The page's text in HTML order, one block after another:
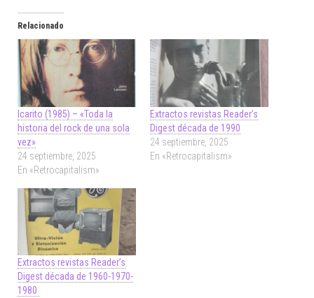
Relacionado
Icarito (1985) – «Toda la
historia del rock de una sola
vez»
24 septiembre, 2025
En «Retrocapitalism»
Extractos revistas Reader’s
Digest década de 1990
24 septiembre, 2025
En «Retrocapitalism»
Extractos revistas Reader’s
Digest década de 1960-1970-
1980